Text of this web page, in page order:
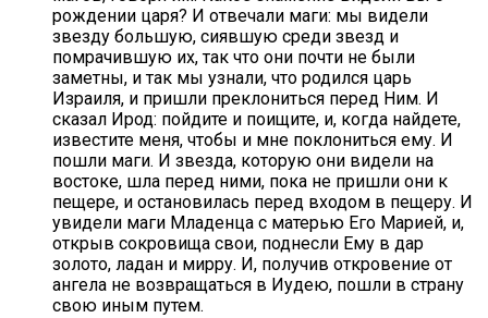
рождении царя? И отвечали маги: мы видели
звезду большую, сиявшую среди звезд и
помрачившую их, так что они почти не были
заметны, и так мы узнали, что родился царь
Израиля, и пришли преклониться перед Ним. И
сказал Ирод: пойдите и поищите, и, когда найдете,
известите меня, чтобы и мне поклониться ему. И
пошли маги. И звезда, которую они видели на
востоке, шла перед ними, пока не пришли они к
пещере, и остановилась перед входом в пещеру. И
увидели маги Младенца с матерью Его Марией, и,
открыв сокровища свои, поднесли Ему в дар
золото, ладан и мирру. И, получив откровение от
ангела не возвращаться в Иудею, пошли в страну
свою иным путем.